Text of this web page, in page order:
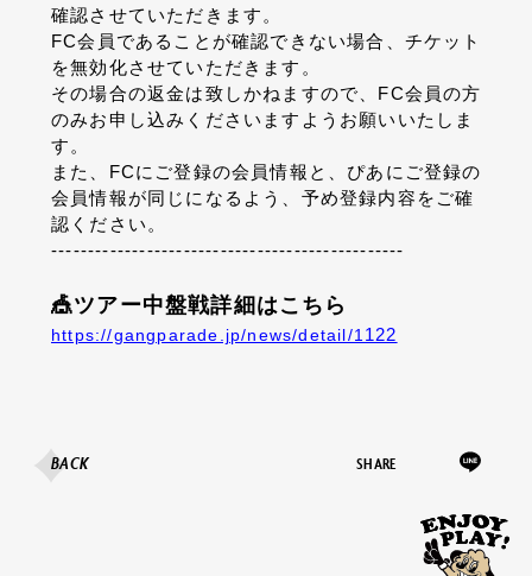
確認させていただきます。
FC会員であることが確認できない場合、チケット
を無効化させていただきます。
その場合の返金は致しかねますので、FC会員の方
のみお申し込みくださいますようお願いいたしま
す。
また、FCにご登録の会員情報と、ぴあにご登録の
会員情報が同じになるよう、予め登録内容をご確
認ください。
------------------------------------------------
🎪ツアー中盤戦詳細はこちら
https://gangparade.jp/news/detail/1 122
SHARE
BACK